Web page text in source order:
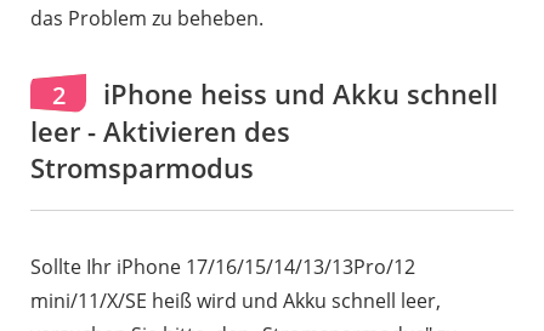
das Problem zu beheben.
2
iPhone heiss und Akku schnell
leer - Aktivieren des
Stromsparmodus
Sollte Ihr iPhone 17/16/15/14/13/13Pro/12
mini/11/X/SE heiß wird und Akku schnell leer,